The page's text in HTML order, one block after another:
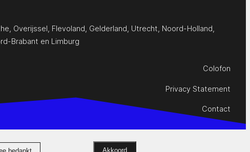
Akkoord
Overijssel Flevoland Gelderland Utrecht Noord-Holland
Brabant en Limburg
Colofon
Privacy Statement
Contact